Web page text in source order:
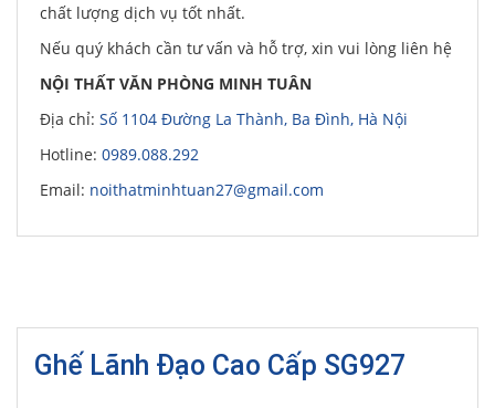
chất lượng dịch vụ tốt nhất.
Nếu quý khách cần tư vấn và hỗ trợ, xin vui lòng liên hệ
NỘI THẤT VĂN PHÒNG MINH TUÂN
Địa chỉ: Số 1104 Đường La Thành, Ba Đình, Hà Nội
Hotline: 0989.088.292
Email: noithatminhtuan27@gmail.com
Ghế Lãnh Đạo Cao Cấp SG927